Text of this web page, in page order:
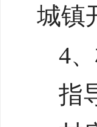
城镇
4
指